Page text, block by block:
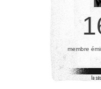
membre